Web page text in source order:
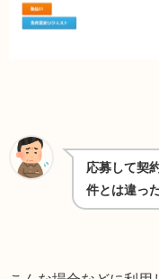
応募して契
件とは違っ